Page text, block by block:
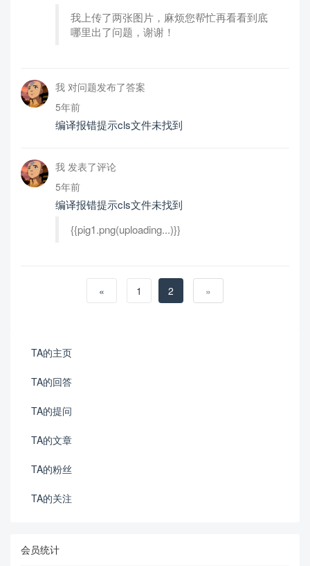
我上传了两张图片，麻烦您帮忙再看看到底
哪里出了问题，谢谢！
我 对问题发布了答案
5年前
编译报错提示cls文件未找到
我 发表了评论
5年前
编译报错提示cls文件未找到
{{pig1.png(uploading...)}}
« 1 2 »
TA的主页
TA的回答
TA的提问
TA的文章
TA的粉丝
TA的关注
会员统计